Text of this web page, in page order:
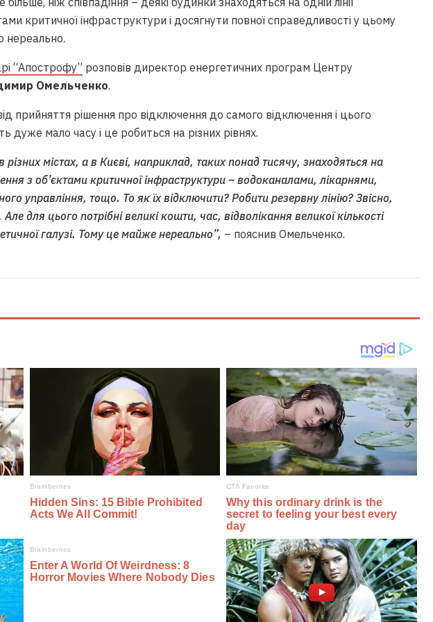
критичної інфраструктури і досягнути повної справедливості у цьому
нереально.
“Апострофу” розповів директор енергетичних програм Центру
Омельченко.
прийняття рішення про відключення до самого відключення і цього
дуже мало часу і це робиться на різних рівнях.
різних містах, а в Києві, наприклад, таких понад тисячу, знаходяться на
з об’єктами критичної інфраструктури – водоканалами, лікарнями,
управління, тощо. То як їх відключити? Робити резервну лінію? Звісно,
для цього потрібні великі кошти, час, відволікання великої кількості
галузі. Тому це майже нереально”, – пояснив Омельченко.